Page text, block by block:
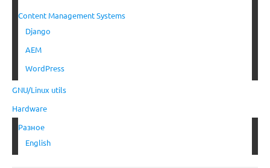
Content Management Systems
Django
AEM
WordPress
GNU/Linux utils
Hardware
Разное
English